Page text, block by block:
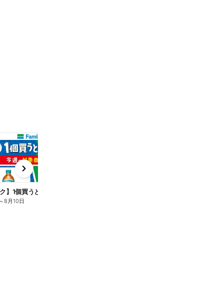
ク】1個買うと1個もらえる/麦茶
～8月10日
e
x
t